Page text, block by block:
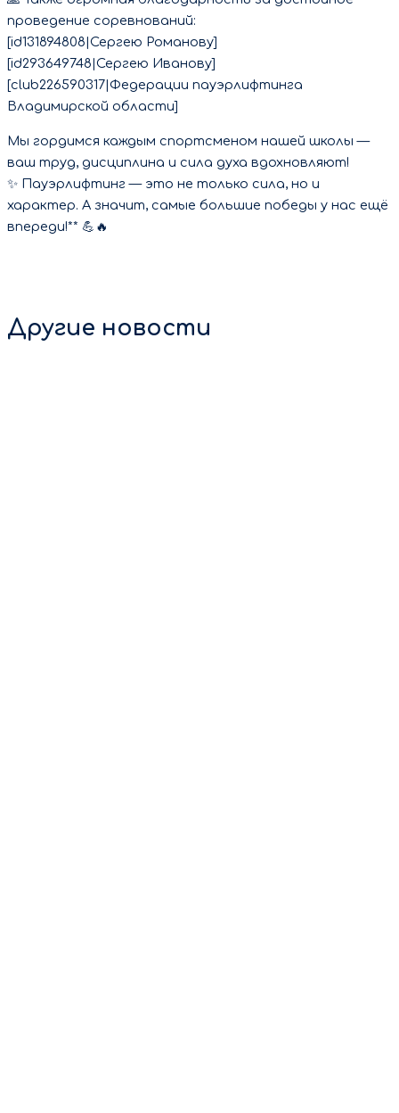
проведение соревнований:
[id131894808|Сергею Романову]
[id293649748|Сергею Иванову]
[club226590317|Федерации пауэрлифтинга
Владимирской области]
Мы гордимся каждым спортсменом нашей школы —
ваш труд, дисциплина и сила духа вдохновляют!
✨ Пауэрлифтинг — это не только сила, но и
характер. А значит, самые большие победы у нас ещё
впереди!** 💪🔥
Другие новости